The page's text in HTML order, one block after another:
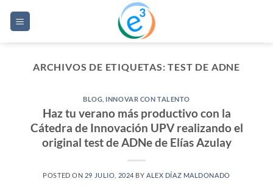
ARCHIVOS DE ETIQUETAS:TEST DE ADNE
BLOG INNOVAR CON TALENTO
Haz tu verano más productivo con la
Cátedra de Innovación UPV realizando el
original test de ADNe de Elías Azulay
POSTED ON 29 JULIO, 2024 BY ALEX DÍAZ MALDONADO